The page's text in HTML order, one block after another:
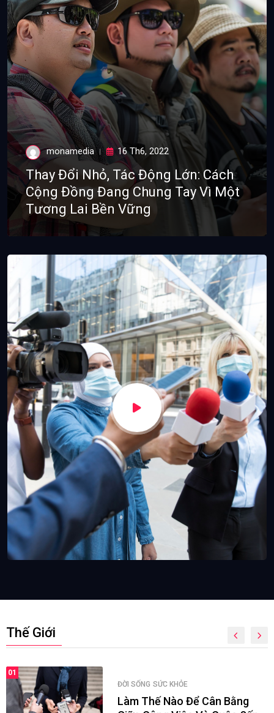
monamedia 16 Th6, 2022
Thay Đổi Nhỏ, Tác Động Lớn: Cách
Cộng Đồng Đang Chung Tay Vì Một
Tương Lai Bền Vững
Thế Giới
01
ĐỜI SỐNG SỨC KHỎE
Làm Thế Nào Để Cân Bằng